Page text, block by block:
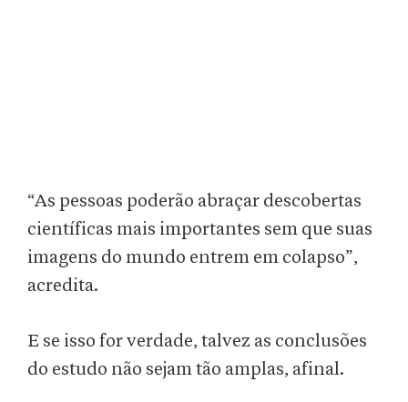
“As pessoas poderão abraçar descobertas
científicas mais importantes sem que suas
imagens do mundo entrem em colapso”,
acredita.
E se isso for verdade, talvez as conclusões
do estudo não sejam tão amplas, afinal.